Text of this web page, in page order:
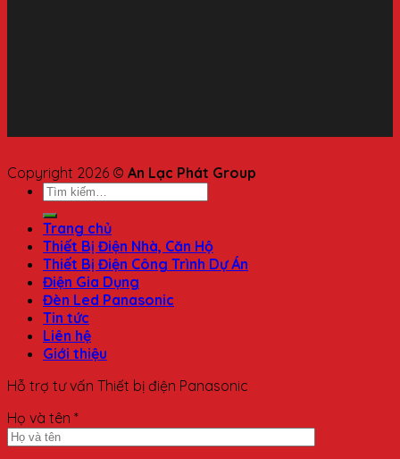
Copyright 2026 © An Lạc Phát Group
Trang chủ
Thiết Bị Điện Nhà, Căn Hộ
Thiết Bị Điện Công Trình Dự Án
Điện Gia Dụng
Đèn Led Panasonic
Tin tức
Liên hệ
Giới thiệu
Hỗ trợ tư vấn Thiết bị điện Panasonic
Họ và tên *